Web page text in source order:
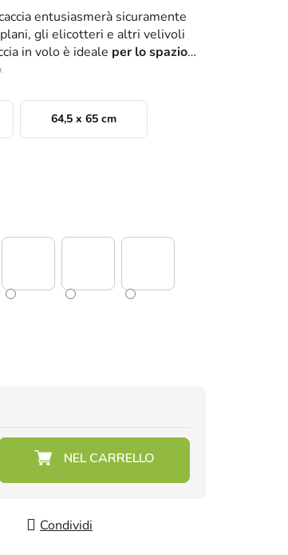
entusiasmerà sicuramente
gli elicotteri e altri velivoli
in volo è ideale per lo spazio
.
64,5 x 65 cm
Condividi